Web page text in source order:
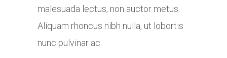
malesuada lectus, non auctor metus.
Aliquam rhoncus nibh nulla, ut lobortis
nunc pulvinar ac.